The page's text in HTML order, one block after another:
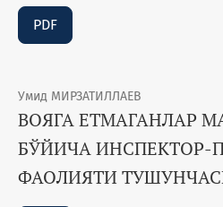
PDF
Умид МИРЗАТИЛЛАЕВ
ВОЯГА ЕТМАГАНЛАР
БЎЙИЧА ИНСПЕКТОР-
ФАОЛИЯТИ